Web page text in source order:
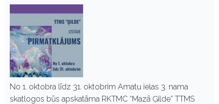
No 1. oktobra līdz 31. oktobrim Amatu ielas 3. nama
skatlogos būs apskatāma RKTMC “Mazā Ģilde” TTMS